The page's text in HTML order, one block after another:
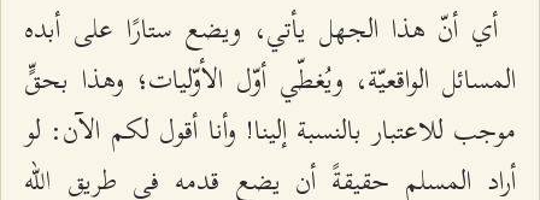
أي أنّ هذا الجهل يأتي، ويضع ستارًا على أبده
المسائل الواقعيّة، ويُغطّي أوّل الأوّليات؛ وهذا بحقٍّ
موجب للاعتبار بالنسبة إلينا! وأنا أقول لكم الآن: لو
أراد المسلم حقيقةً أن يضع قدمه في طريق الله